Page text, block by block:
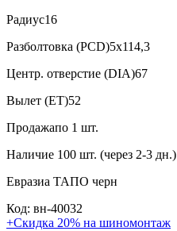
Радиус16
Разболтовка (PCD)5x114,3
Центр. отверстие (DIA)67
Вылет (ET)52
Продажапо 1 шт.
Наличие 100 шт. (через 2-3 дн.)
Евразиа ТАПО черн
Код: вн-40032
+Скидка 20% на шиномонтаж